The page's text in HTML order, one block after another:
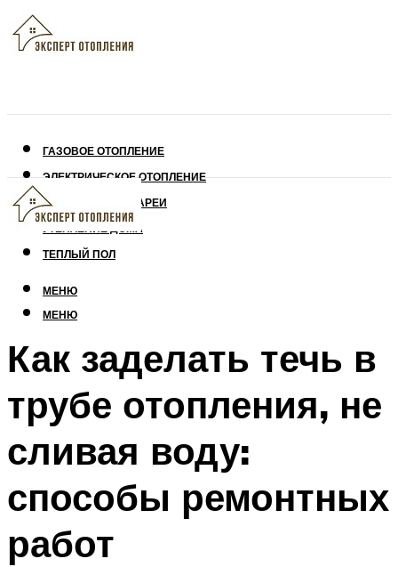
ГАЗОВОЕ ОТОПЛЕНИЕ
ЭЛЕКТРИЧЕСКОЕ ОТОПЛЕНИЕ
СОЛНЕЧНЫЕ БАТАРЕИ
УТЕПЛЕНИЕ ДОМА
ТЕПЛЫЙ ПОЛ
МЕНЮ
МЕНЮ
Как заделать течь в
трубе отопления, не
сливая воду:
способы ремонтных
работ